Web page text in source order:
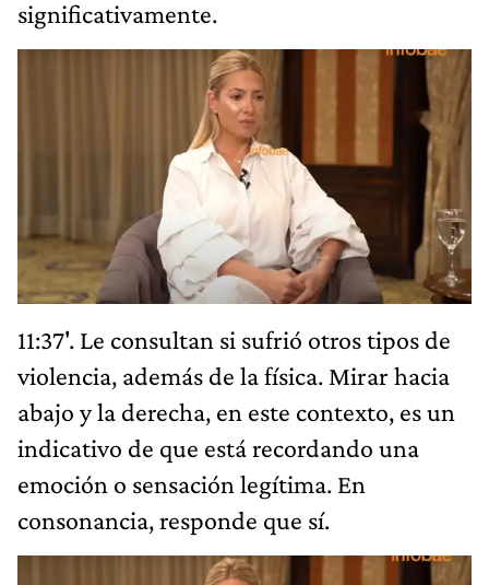
significativamente.
11:37'. Le consultan si sufrió otros tipos de
violencia, además de la física. Mirar hacia
abajo y la derecha, en este contexto, es un
indicativo de que está recordando una
emoción o sensación legítima. En
consonancia, responde que sí.